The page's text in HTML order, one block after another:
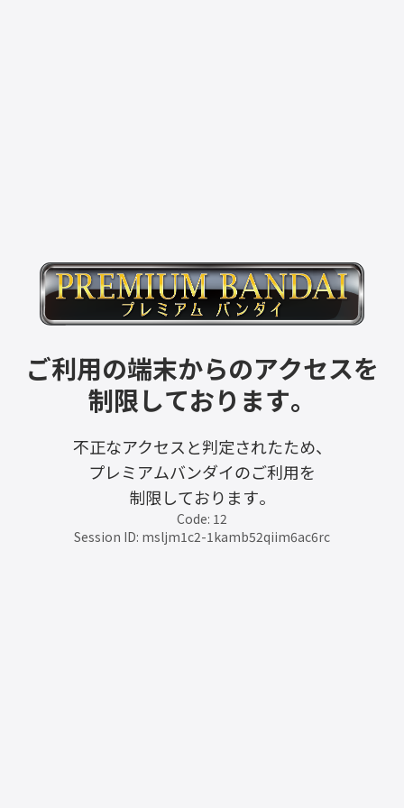
ご利用の端末からのアクセスを
制限しております。
不正なアクセスと判定されたため、
プレミアムバンダイのご利用を
制限しております。
Code: 12
Session ID: msljm1c2-1kamb52qiim6ac6rc